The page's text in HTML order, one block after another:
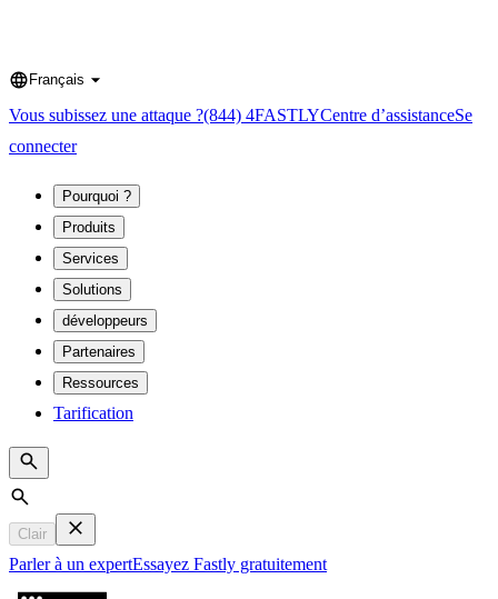
Language
Français
Vous subissez une attaque ?(844) 4FASTLYCentre d’assistanceSe
connecter
Pourquoi ?
Produits
Services
Solutions
développeurs
Partenaires
Ressources
Tarification
Search
Clair
Parler à un expertEssayez Fastly gratuitement